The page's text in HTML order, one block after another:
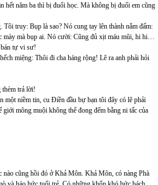
hết năm ba thì bị đuổi học. Mà không bị đuổi em cũng
truy: Bụp là sao? Nó cung tay lên thành nắm đấm:
mày mà bụp ai. Nó cười: Cũng đủ xịt máu mũi, hi hi…
tự vi sư!
miệng: Thôi đi cha háng rộng! Lẽ ra anh phải hỏi
trả lời!
một niềm tin, cu Điền đầu bự bạn tôi đây có lẽ phải
giới mông muội không thể đong đếm bằng ni tấc của
cũng hồi đó ở Khả Môn. Khả Môn, có nàng Phà